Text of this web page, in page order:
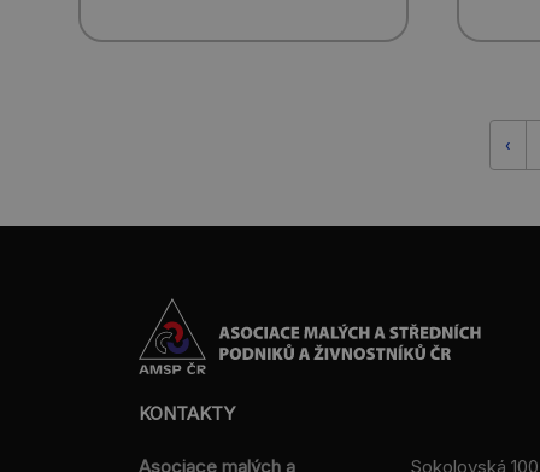
‹
KONTAKTY
Asociace malých a Sokolovská